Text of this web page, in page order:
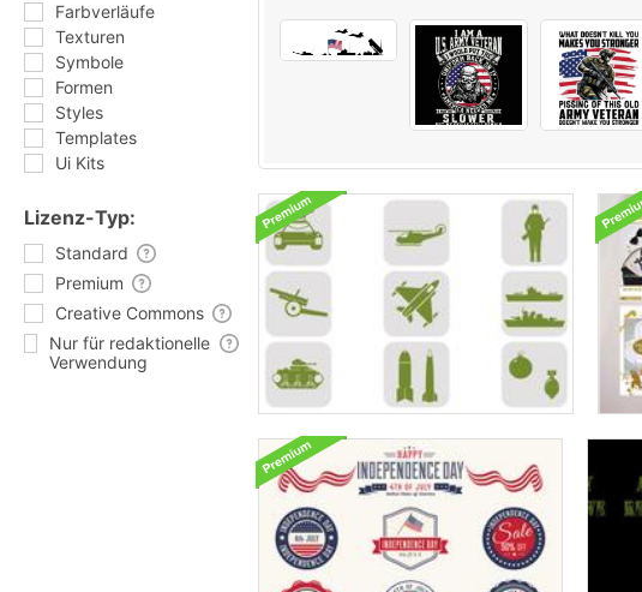
Farbverläufe
Texturen
Symbole
Formen
Styles
Templates
Ui Kits
Lizenz-Typ:
Standard
Premium
Creative Commons
Nur für redaktionelle
Verwendung